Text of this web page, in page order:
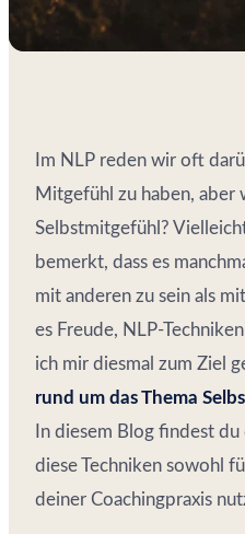
Im NLP reden wir oft
Mitgefühl zu haben, aber
Selbstmitgefühl?
bemerkt, dass es
mit anderen zu sein als
es Freude, NLP-
ich mir diesmal zum Ziel
rund um das Thema
In diesem Blog findest
diese Techniken sowohl
deiner Coachingpraxis